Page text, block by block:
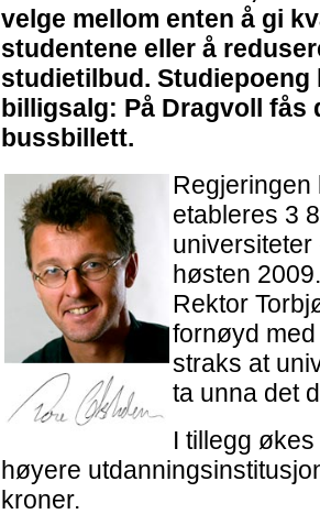
velge mellom enten å gi
studentene eller å
studietilbud. Studiepoeng
billigsalg: På Dragvoll fås
bussbillett.
Regjeringen
etableres 3
høsten
Rektor
fornøyd
straks at
ta unna det
I tillegg
høyere
kroner.